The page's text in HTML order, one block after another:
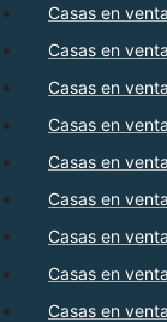
Casas en
Casas en
Casas en
Casas en
Casas en
Casas en
Casas en
Casas en
Casas en